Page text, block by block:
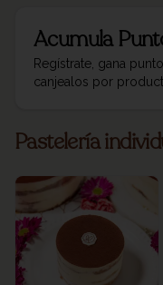
Acumula
Regístrate, gana
canjealos por
Pastelería